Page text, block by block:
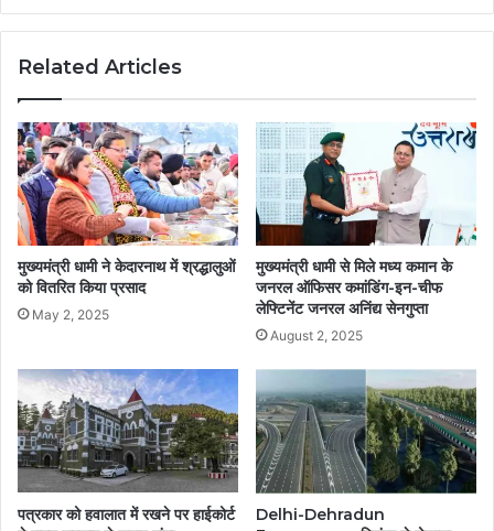
Related Articles
मुख्यमंत्री धामी ने केदारनाथ में श्रद्धालुओं
को वितरित किया प्रसाद
May 2, 2025
मुख्यमंत्री धामी से मिले मध्य कमान के
जनरल ऑफिसर कमांडिंग-इन-चीफ
लेफ्टिनेंट जनरल अनिंद्य सेनगुप्ता
August 2, 2025
पत्रकार को हवालात में रखने पर हाईकोर्ट
Delhi-Dehradun